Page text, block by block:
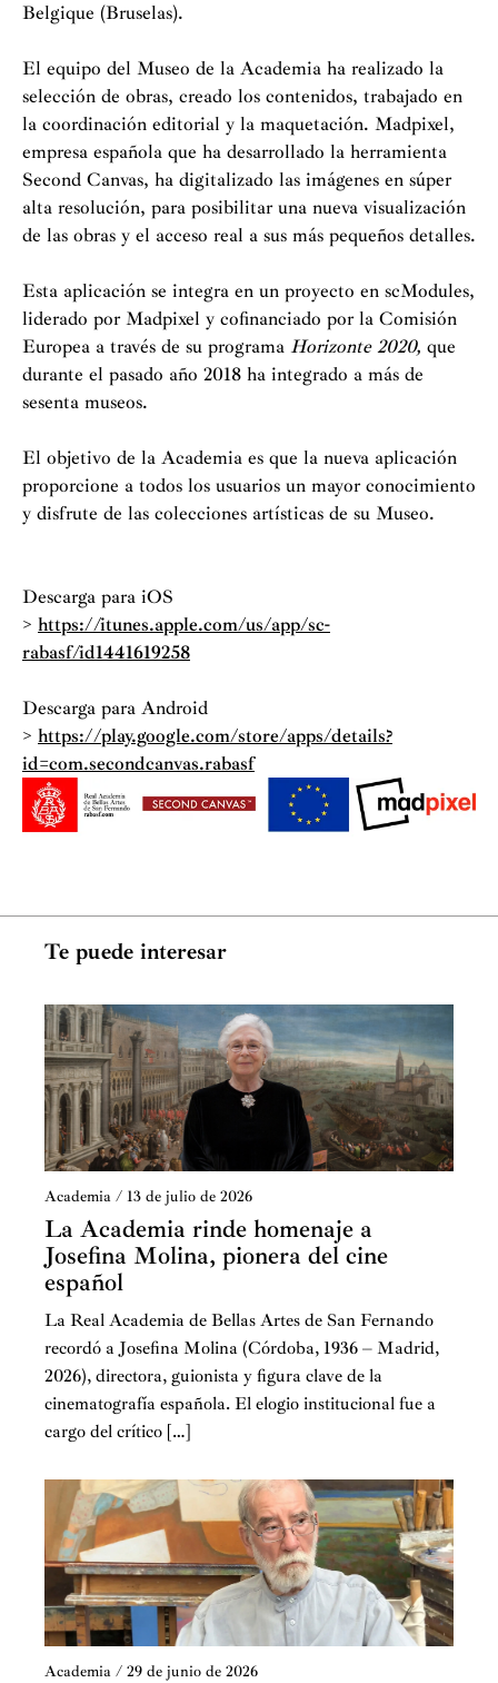
Belgique (Bruselas).
El equipo del Museo de la Academia ha realizado la
selección de obras, creado los contenidos, trabajado en
la coordinación editorial y la maquetación. Madpixel,
empresa española que ha desarrollado la herramienta
Second Canvas, ha digitalizado las imágenes en súper
alta resolución, para posibilitar una nueva visualización
de las obras y el acceso real a sus más pequeños detalles.
Esta aplicación se integra en un proyecto en scModules,
liderado por Madpixel y cofinanciado por la Comisión
Europea a través de su programa Horizonte 2020, que
durante el pasado año 2018 ha integrado a más de
sesenta museos.
El objetivo de la Academia es que la nueva aplicación
proporcione a todos los usuarios un mayor conocimiento
y disfrute de las colecciones artísticas de su Museo.
Descarga para iOS
> https://itunes.apple.com/us/app/sc-
rabasf/id1441619258
Descarga para Android
> https://play.google.com/store/apps/details?
id=com.secondcanvas.rabasf
Te puede interesar
Academia / 13 de julio de 2026
La Academia rinde homenaje a
Josefina Molina, pionera del cine
español
La Real Academia de Bellas Artes de San Fernando
recordó a Josefina Molina (Córdoba, 1936 – Madrid,
2026), directora, guionista y figura clave de la
cinematografía española. El elogio institucional fue a
cargo del crítico […]
Academia / 29 de junio de 2026